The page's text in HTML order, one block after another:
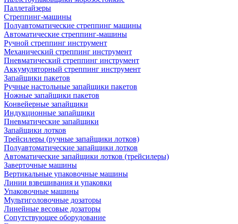
Паллетайзеры
Стреппинг-машины
Полуавтоматические стреппинг машины
Автоматические стреппинг-машины
Ручной стреппинг инструмент
Механический стреппинг инструмент
Пневматический стреппинг инструмент
Аккумуляторный стреппинг инструмент
Запайщики пакетов
Ручные настольные запайщики пакетов
Ножные запайщики пакетов
Конвейерные запайщики
Индукционные запайщики
Пневматические запайщики
Запайщики лотков
Трейсилеры (ручные запайщики лотков)
Полуавтоматические запайщики лотков
Автоматические запайщики лотков (трейсилеры)
Заверточные машины
Вертикальные упаковочные машины
Линии взвешивания и упаковки
Упаковочные машины
Мультиголовочные дозаторы
Линейные весовые дозаторы
Сопутствующее оборудование